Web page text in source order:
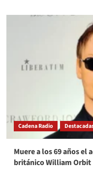
Cadena Radio
Muere a los 69 años
británico William Orbit